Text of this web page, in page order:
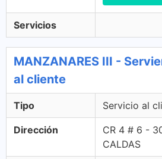
Servicios
MANZANARES III -
al cliente
Tipo Servicio al
Dirección
CR 4 # 6 -
CALDAS